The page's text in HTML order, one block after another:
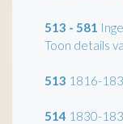
513 - 581
Toon details
513 1816-
514 1830-